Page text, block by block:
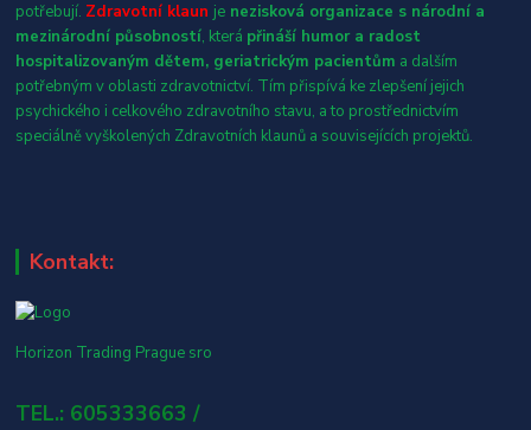
potřebují. Zdravotní klaun je nezisková organizace s národní a
mezinárodní působností, která přináší humor a radost
hospitalizovaným dětem, geriatrickým pacientům a dalším
potřebným v oblasti zdravotnictví. Tím přispívá ke zlepšení jejich
psychického i celkového zdravotního stavu, a to prostřednictvím
speciálně vyškolených Zdravotních klaunů a souvisejících projektů.
Kontakt:
Horizon Trading Prague sro
TEL.: 605333663 /